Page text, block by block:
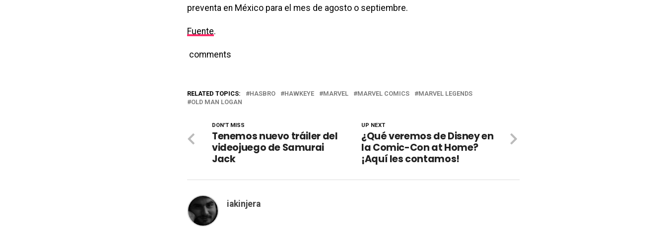
preventa en México para el mes de agosto o septiembre.
Fuente.
comments
RELATED TOPICS: HASBRO HAWKEYE MARVEL MARVEL COMICS
MARVEL LEGENDS
OLD MAN LOGAN
UP NEXT
¿Qué veremos de Disney en
la Comic-Con at Home?
¡Aquí les contamos!
DON'T MISS
Tenemos nuevo tráiler del
videojuego de Samurai
Jack
iakinjera